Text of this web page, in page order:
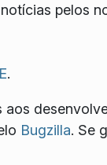
pelos
.
Bugzilla. Se